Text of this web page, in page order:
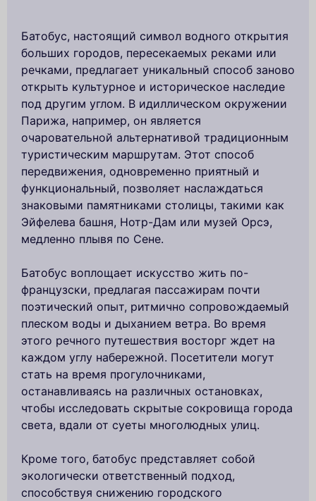
Батобус, настоящий символ водного открытия
больших городов, пересекаемых реками или
речками, предлагает уникальный способ заново
открыть культурное и историческое наследие
под другим углом. В идиллическом окружении
Парижа, например, он является
очаровательной альтернативой традиционным
туристическим маршрутам. Этот способ
передвижения, одновременно приятный и
функциональный, позволяет наслаждаться
знаковыми памятниками столицы, такими как
Эйфелева башня, Нотр-Дам или музей Орсэ,
медленно плывя по Сене.
Батобус воплощает искусство жить по-
французски, предлагая пассажирам почти
поэтический опыт, ритмично сопровождаемый
плеском воды и дыханием ветра. Во время
этого речного путешествия восторг ждет на
каждом углу набережной. Посетители могут
стать на время прогулочниками,
останавливаясь на различных остановках,
чтобы исследовать скрытые сокровища города
света, вдали от суеты многолюдных улиц.
Кроме того, батобус представляет собой
экологически ответственный подход,
способствуя снижению городского